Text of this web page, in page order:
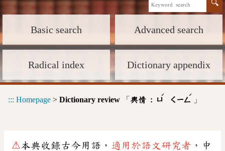
Basic search Advanced search
Radical index Dictionary appendix
::: Homepage > Dictionary review 「 輿情 : ㄩ
ˊ
ㄑㄧㄥ
ˊ
」
⚠本典收錄古今用語， 適用於語文研究者 ，中